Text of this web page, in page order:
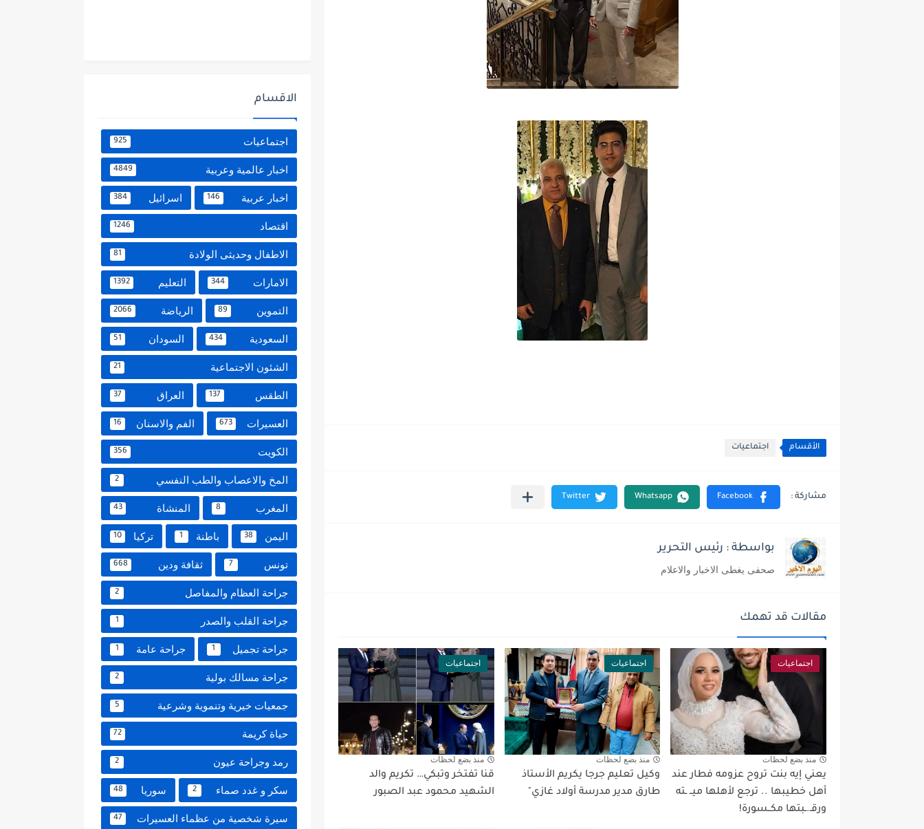
الأقسام اجتماعيات
بواسطة : رئيس التحرير
صحفى يغطى الاخبار والاعلام
مقالات قد تهمك
اجتماعيات
منذ بضع لحظات
يعني إيه بنت تروح عزومه فطار عند
أهل خطيبها .. ترجع لأهلها ميــ ـته
ورقـ.ـبتها مكــسورة!
اجتماعيات
منذ بضع لحظات
وكيل تعليم جرجا يكريم الأستاذ
طارق مدير مدرسة أولاد غازي"
اجتماعيات
منذ بضع لحظات
قنا تفتخر وتبكي… تكريم والد
الشهيد محمود عبد الصبور
الاقسام
اجتماعيات 925
اخبار عالمية وعربية 4849
اخبار عربية 146 اسرائيل 384
اقتصاد 1246
الاطفال وحديثى الولادة 81
الامارات 344 التعليم 1392
التموين 89 الرياضة 2066
السعودية 434 السودان 51
الشئون الاجتماعية 21
الطقس 137 العراق 37
العسيرات 673 الفم والاسنان 16
الكويت 356
المخ والاعصاب والطب النفسي 2
المغرب 8 المنشاة 43
اليمن 38 باطنة 1 تركيا 10
تونس 7 ثقافة ودين 668
جراحة العظام والمفاصل 2
جراحة القلب والصدر 1
جراحة تجميل 1 جراحة عامة 1
جراحة مسالك بولية 2
جمعيات خيرية وتنموية وشرعية 5
حياة كريمة 72
رمد وجراحة عيون 2
سكر و غدد صماء 2 سوريا 48
سيرة شخصية من عظماء العسيرات 47